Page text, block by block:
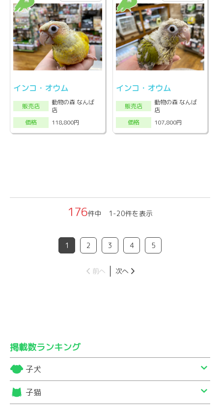
インコ・オウム
販売店
動物の森 なんば
店
価格
118,800円
インコ・オウム
販売店
動物の森 なんば
店
価格
107,800円
176件中 1-20件を表示
1 2 3 4 5
前へ 次へ
掲載数ランキング
子犬
子猫